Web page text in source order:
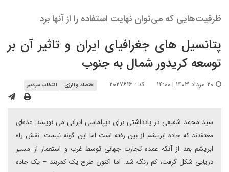
ظرفیت‌هایی که می‌توان نهایت استفاده را از آنها برد
پتانسیل های جغرافیای ایران و تاثیر آن بر
توسعه کریدور شمال به جنوب
کد : ۲۰۲۷۶۱۶ اقتصاد و انرژی انتخاب سردبیر
سید محمد شفیعی در یادداشتی برای دیپلماسی ایرانی می نویسد: عده‌ای
معتقدند که جاده ابریشم از بین رفته است اما این گونه نیست. نقش راه
ابریشم بعد از آنکه عمده تجارت‌ جهانی توسط غرب و استعمار از مسیر
دریایی شکل گرفت، کم رنگ شد. اما اکنون طرح یک کمربند – یک جاده